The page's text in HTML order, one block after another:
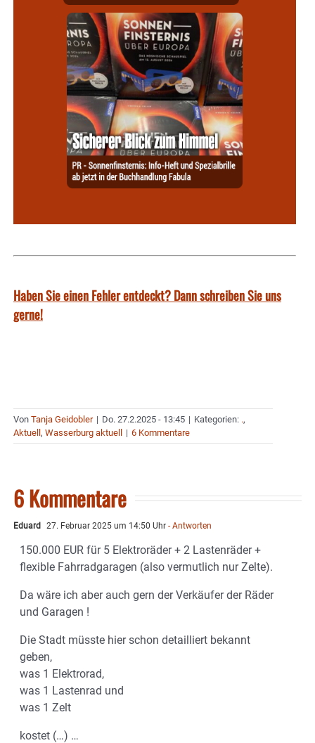
Haben Sie einen Fehler entdeckt? Dann schreiben Sie uns
gerne!
Von Tanja Geidobler | Do. 27.2.2025 - 13:45 | Kategorien: .,
Aktuell , Wasserburg aktuell | 6 Kommentare
6 Kommentare
Eduard 27. Februar 2025 um 14:50 Uhr - Antworten
150.000 EUR für 5 Elektroräder + 2 Lastenräder +
flexible Fahrradgaragen (also vermutlich nur Zelte).
Da wäre ich aber auch gern der Verkäufer der Räder
und Garagen !
Die Stadt müsste hier schon detailliert bekannt
geben,
was 1 Elektrorad,
was 1 Lastenrad und
was 1 Zelt
kostet (…) …